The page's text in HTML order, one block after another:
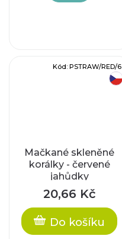
Mačkané skleněné
korálky - červené
jahůdky
20,66 Kč
Do košíku
Kód: PSTRAW/RED/6